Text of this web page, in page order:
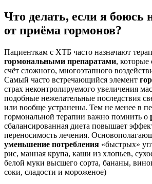
Что делать, если я боюсь
от приёма гормонов?
Пациенткам с ХТБ часто назначают
гормональными препаратами, которые
счёт сложного, многоэтапного
Самый часто встречающийся элемент
страх неконтролируемого увеличения
подобные нежелательные последствия
или вообще устранены. Тем не менее в
гормональной терапии важно помнить о
сбалансированная диета повышает
переносимость лечения.
уменьшение потребления «быстрых»
рис, манная крупа, каши из хлопьев,
белой муки высшего сорта, бананы,
соки, сладости и мороженое)